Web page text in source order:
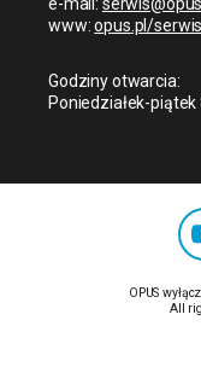
www:opus.pl/
Godziny otwarcia:
Poniedziałek-piątek
OPUS
All